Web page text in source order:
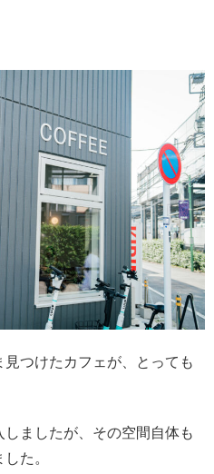
つけたカフェが、とっても
ましたが、その空間自体も
た。